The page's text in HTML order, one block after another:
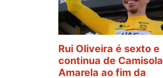
Rui Oliveira é sexto e
continua de Camisola
Amarela ao fim da